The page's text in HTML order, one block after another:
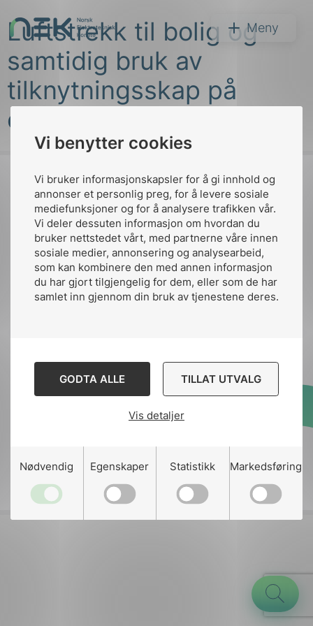
Vi benytter cookies
Vi bruker informasjonskapsler for å gi innhold og
annonser et personlig preg, for å levere sosiale
mediefunksjoner og for å analysere trafikken vår.
Vi deler dessuten informasjon om hvordan du
bruker nettstedet vårt, med partnerne våre innen
sosiale medier, annonsering og analysearbeid,
som kan kombinere den med annen informasjon
du har gjort tilgjengelig for dem, eller som de har
samlet inn gjennom din bruk av tjenestene deres.
GODTA ALLE TILLAT UTVALG
Vis detaljer
Nødvendig Egenskaper Statistikk Markedsføring
til
innhold
NEK Meny
Søk
Luftstrekk til bolig og
samtidig bruk av
tilknytningsskap på
eksisterende anlegg
Kontakt oss
Designed and developed
Til
toppen